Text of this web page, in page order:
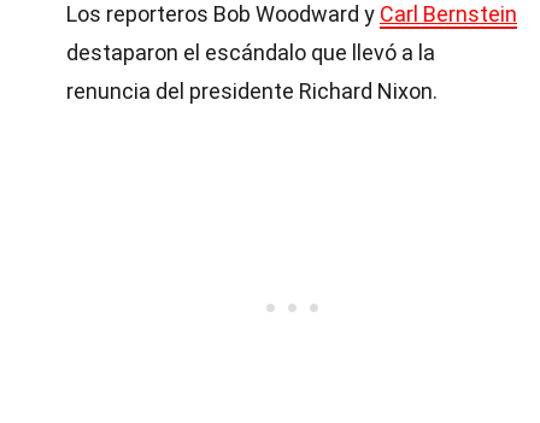
Los reporteros Bob Woodward y Carl Bernstein
destaparon el escándalo que llevó a la
renuncia del presidente Richard Nixon.